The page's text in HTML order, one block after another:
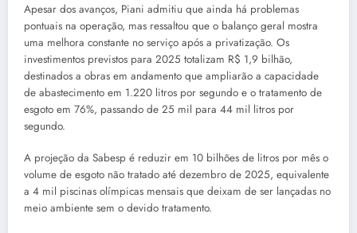
Apesar dos avanços, Piani admitiu que ainda há problemas
pontuais na operação, mas ressaltou que o balanço geral mostra
uma melhora constante no serviço após a privatização. Os
investimentos previstos para 2025 totalizam R$ 1,9 bilhão,
destinados a obras em andamento que ampliarão a capacidade
de abastecimento em 1.220 litros por segundo e o tratamento de
esgoto em 76%, passando de 25 mil para 44 mil litros por
segundo.
A projeção da Sabesp é reduzir em 10 bilhões de litros por mês o
volume de esgoto não tratado até dezembro de 2025, equivalente
a 4 mil piscinas olímpicas mensais que deixam de ser lançadas no
meio ambiente sem o devido tratamento.